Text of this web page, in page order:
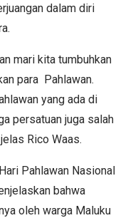
dalam diri
mari kita tumbuhkan
para Pahlawan.
yang ada di
persatuan juga salah
Rico Waas.
Pahlawan Nasional
bahwa
oleh warga Maluku